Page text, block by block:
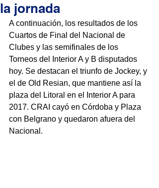
la jornada
A continuación, los resultados de los
Cuartos de Final del Nacional de
Clubes y las semifinales de los
Torneos del Interior A y B disputados
hoy. Se destacan el triunfo de Jockey, y
el de Old Resian, que mantiene así la
plaza del Litoral en el Interior A para
2017. CRAI cayó en Córdoba y Plaza
con Belgrano y quedaron afuera del
Nacional.